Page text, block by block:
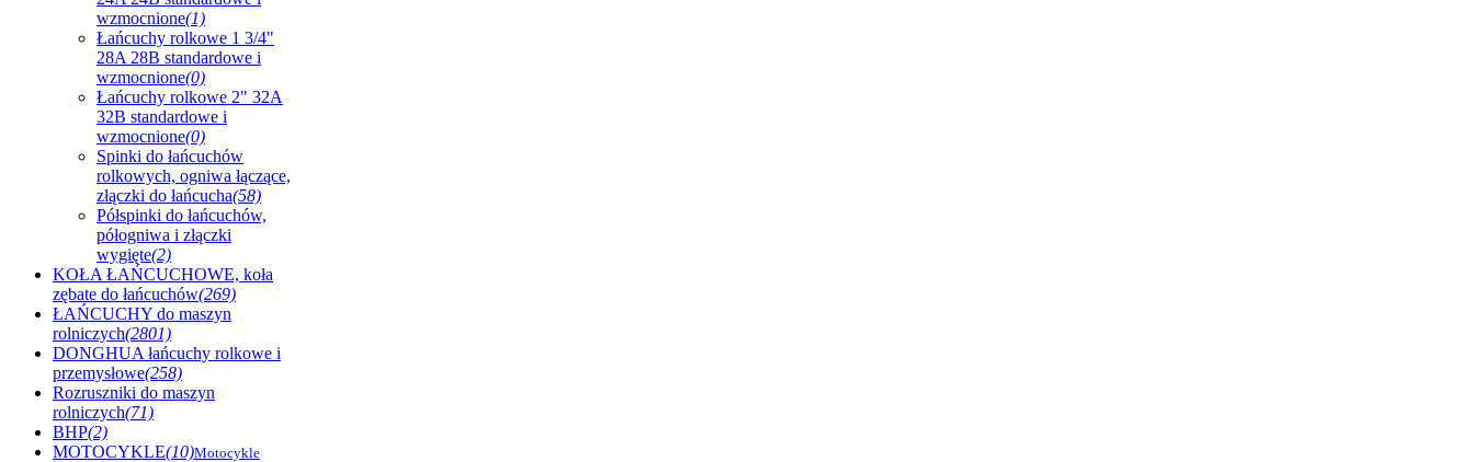
wzmocnione(1)
Łańcuchy rolkowe 1 3/4"
28A 28B standardowe i
wzmocnione(0)
Łańcuchy rolkowe 2" 32A
32B standardowe i
wzmocnione(0)
Spinki do łańcuchów
rolkowych, ogniwa łączące,
złączki do łańcucha(58)
Półspinki do łańcuchów,
półogniwa i złączki
wygięte(2)
KOŁA ŁAŃCUCHOWE, koła
zębate do łańcuchów(269)
ŁAŃCUCHY do maszyn
rolniczych(2801)
DONGHUA łańcuchy rolkowe i
przemysłowe(258)
Rozruszniki do maszyn
rolniczych(71)
BHP(2)
MOTOCYKLE(10)Motocykle